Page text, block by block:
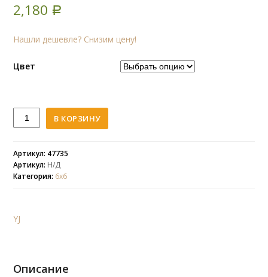
based on
customer
2,180 Р
Нашли дешевле? Снизим цену!
Цвет
Количество
YJ
6x6
M
В КОРЗИНУ
Артикул: 47735
Артикул: Н/Д
Категория: 6х6
YJ
Описание